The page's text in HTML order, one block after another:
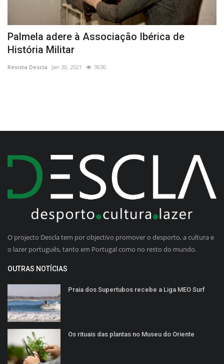
Palmela adere à Associação Ibérica de
História Militar
Revista Descla Jan 30, 2021 3630
O projecto Descla tem por objectivo promover o desporto, a cultura e
o lazer português, tanto em Portugal como no resto do mundo.
OUTRAS NOTÍCIAS
Praia dos Supertubos recebe a Liga MEO Surf
Os rituais das plantas no Museu do Oriente